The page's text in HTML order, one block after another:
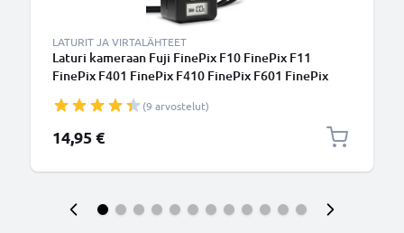
LATURIT JA VIRTALÄHTEET
Laturi kameraan Fuji FinePix F10 FinePix F11
FinePix F401 FinePix F410 FinePix F601 FinePix
(9 arvostelut)
14,95 €